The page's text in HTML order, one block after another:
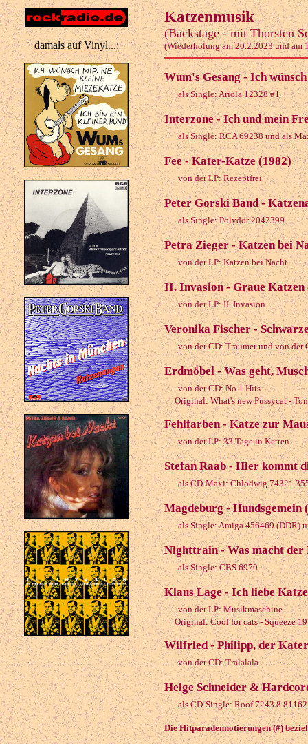
damals auf Vinyl...:
Katzenmusik
(Backstage - mit Thorsten
(Wiederholung am 20.2.2023 und am
Wum's Gesang - Ich
als Single: Ariola 12328 #1
Interzone - Ich und mein
als Single: RCA 69238 und als
Fee - Kater-Katze (1982)
von der LP: Rezeptfrei
Peter Gorski Band -
als Single: Polydor 2042399
Petra Zieger - Katzen bei
von der LP: Katzen bei Nacht
II. Invasion - Graue Katzen
von der LP: II. Invasion
Veronika Fischer -
von der CD: Träumer und von der
Erdmöbel - Was geht,
von der CD: No.1 Hits
Original: What's new Pussycat -
Fehlfarben - Katze zur
von der LP: 33 Tage in Ketten
Stefan Raab - Hier kommt
als CD-Maxi: Chlodwig 74321
Magdeburg - Hundsgemein
als Single: Amiga 456469 (DDR)
Nighttrain - Was macht der
als Single: CBS 6970
Klaus Lage - Ich liebe
von der LP: Musikmaschine
Original: Cool for cats - Squeeze
Wilfried - Philipp, der
von der CD: Tralalala
Helge Schneider &
als CD-Single: Roof 7243 8
Die Hitparadennotierungen (#)